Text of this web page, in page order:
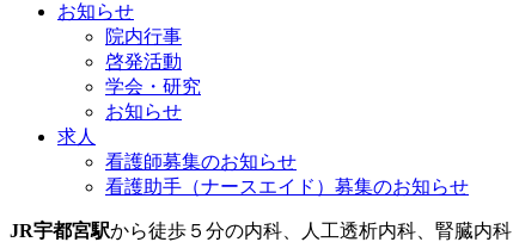
お知らせ
院内行事
啓発活動
学会・研究
お知らせ
求人
看護師募集のお知らせ
看護助手（ナースエイド）募集のお知らせ
JR宇都宮駅から徒歩５分の内科、人工透析内科、腎臓内科